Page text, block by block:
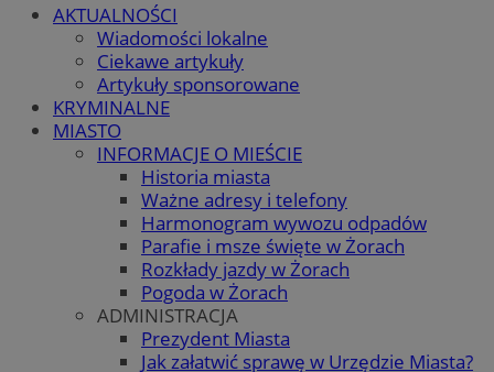
AKTUALNOŚCI
Wiadomości lokalne
Ciekawe artykuły
Artykuły sponsorowane
KRYMINALNE
MIASTO
INFORMACJE O MIEŚCIE
Historia miasta
Ważne adresy i telefony
Harmonogram wywozu odpadów
Parafie i msze święte w Żorach
Rozkłady jazdy w Żorach
Pogoda w Żorach
ADMINISTRACJA
Prezydent Miasta
Jak załatwić sprawę w Urzędzie Miasta?